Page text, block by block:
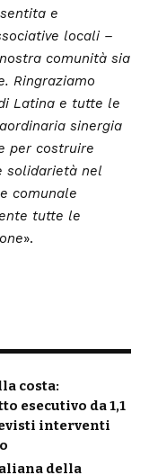
e
locali –
comunità sia
Ringraziamo
di Latina e tutte le
sinergia
per costruire
solidarietà nel
comunale
tutte le
».
costa:
esecutivo da 1,1
interventi
della